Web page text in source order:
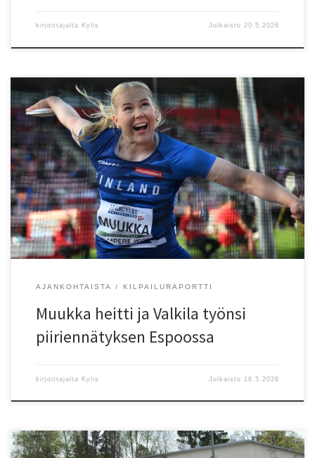
kirjoittajalta Kylis Julkaistu20.5.2026
Espoonlahdessa Juhani Viitalan muistokilpailuissa syntyi kaksi
piiriennätystä. Kiekonheitossa Vantaan Salamoiden Iida Muukka
paransi omissa nimissään ollutta 19-vuotiaiden piiriennätystä
lukemiin 52,09. Espoon Tapioiden Emma Valkila työnsi nelikiloista
kuulaa 13,51. Tulos on 17-vuotiaden piiriennätys, entinen oli KU-
58:n Suvi Voutilaisen 13,50 vuodelta 1997. Teksti: Juha Kylänpää
Kuvat: SUL
AJANKOHTAISTA KILPAILURAPORTTI
Muukka heitti ja Valkila työnsi
piiriennätyksen Espoossa
kirjoittajalta Kylis Julkaistu 18.5.2026